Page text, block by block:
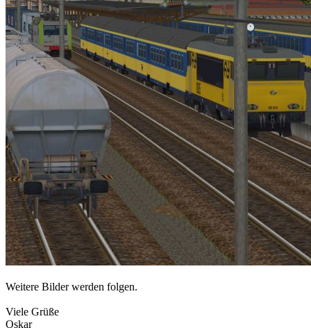
Weitere Bilder werden folgen.
Viele Grüße
Oskar